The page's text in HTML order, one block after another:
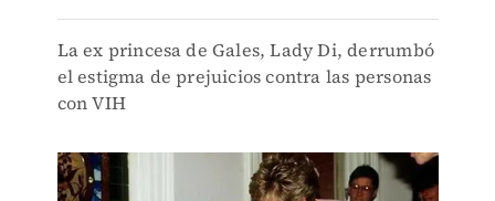
La ex princesa de Gales, Lady Di, derrumbó
el estigma de prejuicios contra las personas
con VIH